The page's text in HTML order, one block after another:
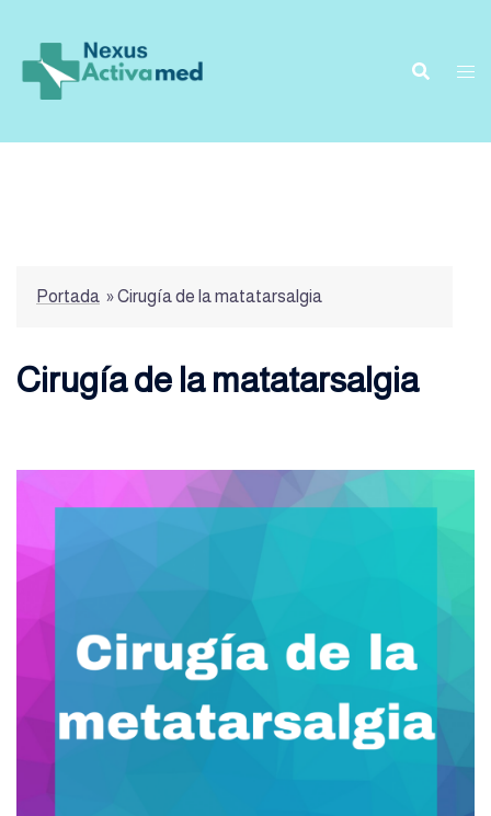
contenido
Portada »Cirugía de la matatarsalgia
Cirugía de la matatarsalgia